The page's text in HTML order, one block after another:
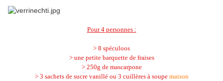
Pour 4 personnes :
> 8 spéculoos
> une petite barquette de fraises
> 250g de mascarpone
> 3 sachets de sucre vanillé ou 3 cuillères à soupe maison